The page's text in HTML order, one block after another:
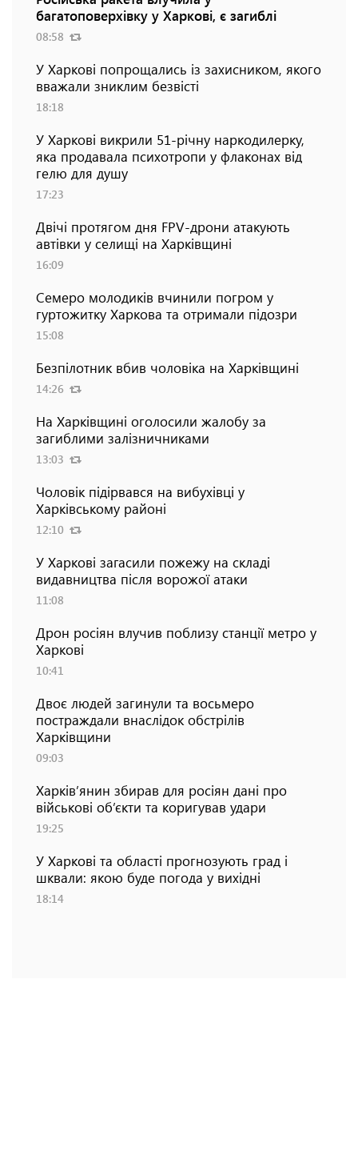
багатоповерхівку у Харкові, є загиблі
08:58
У Харкові попрощались із захисником, якого
вважали зниклим безвісті
18:18
У Харкові викрили 51-річну наркодилерку,
яка продавала психотропи у флаконах від
гелю для душу
17:23
Двічі протягом дня FPV-дрони атакують
автівки у селищі на Харківщині
16:09
Семеро молодиків вчинили погром у
гуртожитку Харкова та отримали підозри
15:08
Безпілотник вбив чоловіка на Харківщині
14:26
На Харківщині оголосили жалобу за
загиблими залізничниками
13:03
Чоловік підірвався на вибухівці у
Харківському районі
12:10
У Харкові загасили пожежу на складі
видавництва після ворожої атаки
11:08
Дрон росіян влучив поблизу станції метро у
Харкові
10:41
Двоє людей загинули та восьмеро
постраждали внаслідок обстрілів
Харківщини
09:03
Харків’янин збирав для росіян дані про
військові об’єкти та коригував удари
19:25
У Харкові та області прогнозують град і
шквали: якою буде погода у вихідні
18:14